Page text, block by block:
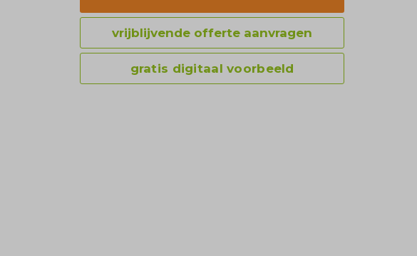
vrijblijvende offerte aanvragen
gratis digitaal voorbeeld